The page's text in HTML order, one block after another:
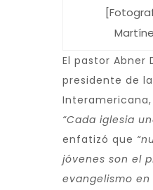
El pastor Abner
presidente de
“Cada iglesia
enfatizó que
jóvenes son el
evangelismo